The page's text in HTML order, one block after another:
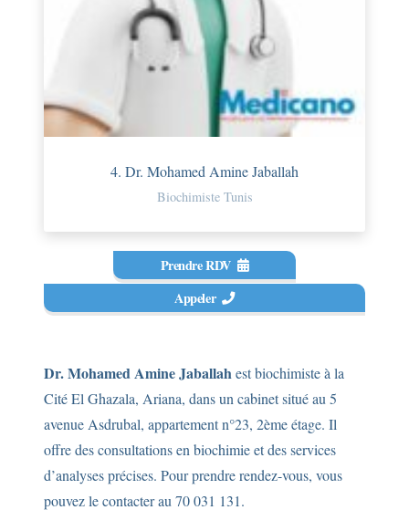
4. Dr. Mohamed Amine Jaballah
Biochimiste Tunis
Prendre RDV
Appeler
Dr. Mohamed Amine Jaballahest biochimiste à la
Cité El Ghazala, Ariana, dans un cabinet situé au 5
avenue Asdrubal, appartement n°23, 2ème étage. Il
offre des consultations en biochimie et des services
d’analyses précises. Pour prendre rendez-vous, vous
pouvez le contacter au 70 031 131.